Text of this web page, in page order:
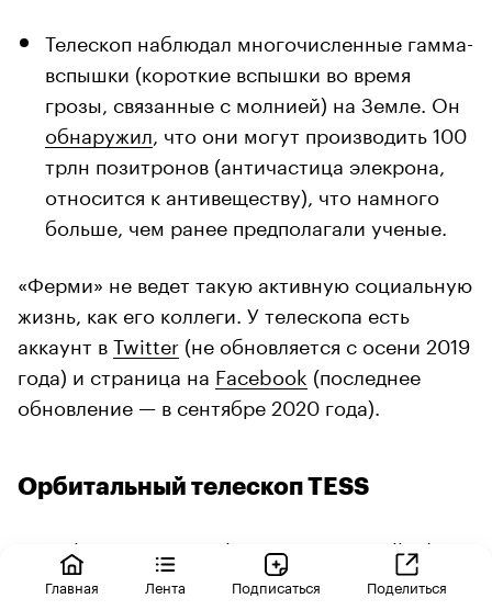
Телескоп наблюдал многочисленные гамма-
вспышки (короткие вспышки во время
грозы, связанные с молнией) на Земле. Он
обнаружил , что они могут производить 100
трлн позитронов (античастица элекрона,
относится к антивеществу), что намного
больше, чем ранее предполагали ученые.
«Ферми» не ведет такую активную социальную
жизнь, как его коллеги. У телескопа есть
аккаунт вTwitter (не обновляется с осени 2019
года) и страница на Facebook (последнее
обновление — в сентябре 2020 года).
Орбитальный телескоп TESS
TESS (Transiting Exoplanet Survey Satellite) —
космический телескоп, предназначенный для
Главная Лента Подписаться Поделиться